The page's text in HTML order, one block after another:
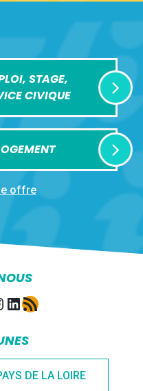
STAGE,
CIVIQUE
offre
LinkedIn
Flux RSS
DE LA LOIRE